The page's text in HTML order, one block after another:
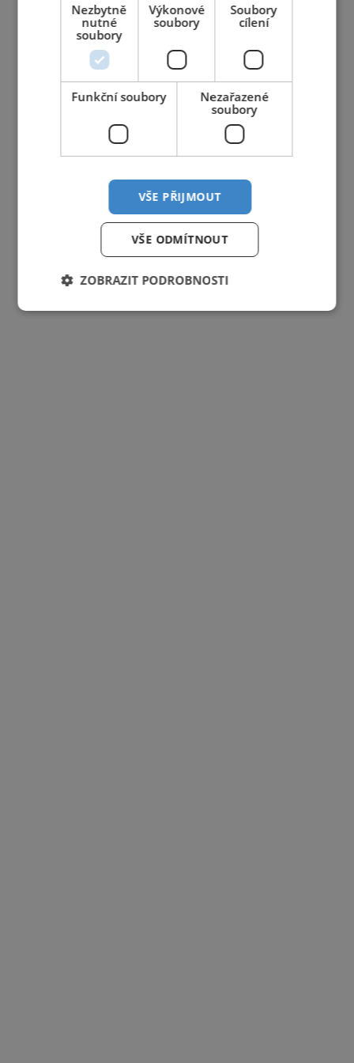
Nezbytně
nutné
soubory
Výkonové
soubory
Soubory
cílení
Funkční soubory
Nezařazené
soubory
VŠE PŘIJMOUT
VŠE ODMÍTNOUT
ZOBRAZIT PODROBNOSTI